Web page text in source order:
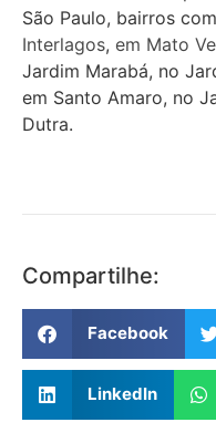
São Paulo, bairros
Interlagos, em Mato
Jardim Marabá, no
em Santo Amaro, no
Dutra.
Compartilhe:
Facebook
LinkedIn